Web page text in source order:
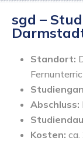
sgd –
Standort:
Abschluss:
Kosten: